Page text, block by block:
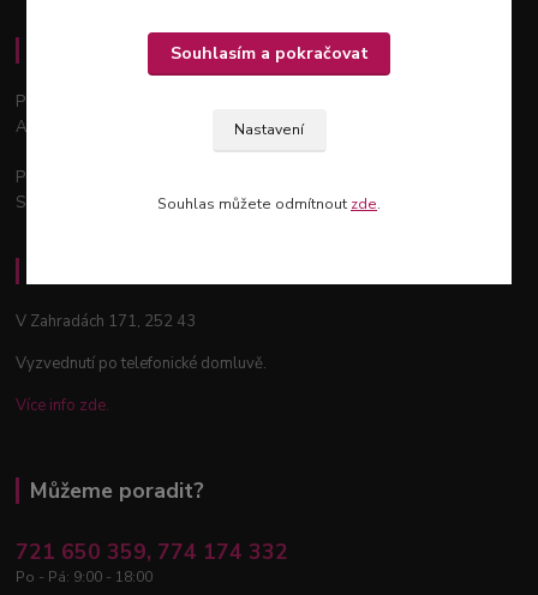
Osobní odběr - Praha 12
Podchýšská 129, 143 00
Areál zahradnictví Šťastný
Po - Pá: 9:00 - 18:00
So: 9:00 - 12:00
V Zahradách 171, 252 43
Vyzvednutí po telefonické domluvě.
Více info zde.
Můžeme poradit?
721 650 359, 774 174 332
Po - Pá: 9:00 - 18:00
Nastavení
Souhlasím a pokračovat
Souhlas můžete odmítnout zde.